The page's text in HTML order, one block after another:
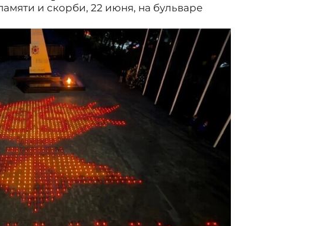
и скорби, 22 июня, на бульваре